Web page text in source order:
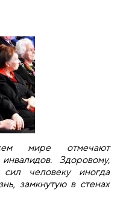
мире отмечают
Здоровому,
сил человеку иногда
замкнутую в стенах